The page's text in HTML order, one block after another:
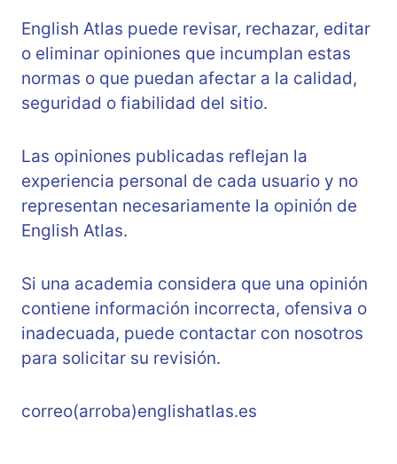
English Atlas puede revisar, rechazar, editar
o eliminar opiniones que incumplan estas
normas o que puedan afectar a la calidad,
seguridad o fiabilidad del sitio.
Las opiniones publicadas reflejan la
experiencia personal de cada usuario y no
representan necesariamente la opinión de
English Atlas.
Si una academia considera que una opinión
contiene información incorrecta, ofensiva o
inadecuada, puede contactar con nosotros
para solicitar su revisión.
correo(arroba)englishatlas.es